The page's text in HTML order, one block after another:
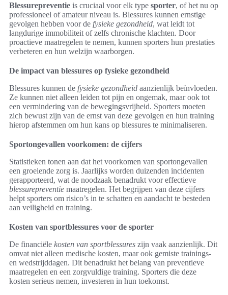
Blessurepreventie is cruciaal voor elk type sporter, of het nu op
professioneel of amateur niveau is. Blessures kunnen ernstige
gevolgen hebben voor de fysieke gezondheid, wat leidt tot
langdurige immobiliteit of zelfs chronische klachten. Door
proactieve maatregelen te nemen, kunnen sporters hun prestaties
verbeteren en hun welzijn waarborgen.
De impact van blessures op fysieke gezondheid
Blessures kunnen de fysieke gezondheid aanzienlijk beïnvloeden.
Ze kunnen niet alleen leiden tot pijn en ongemak, maar ook tot
een vermindering van de bewegingsvrijheid. Sporters moeten
zich bewust zijn van de ernst van deze gevolgen en hun training
hierop afstemmen om hun kans op blessures te minimaliseren.
Sportongevallen voorkomen: de cijfers
Statistieken tonen aan dat het voorkomen van sportongevallen
een groeiende zorg is. Jaarlijks worden duizenden incidenten
gerapporteerd, wat de noodzaak benadrukt voor effectieve
blessurepreventie maatregelen. Het begrijpen van deze cijfers
helpt sporters om risico’s in te schatten en aandacht te besteden
aan veiligheid en training.
Kosten van sportblessures voor de sporter
De financiële kosten van sportblessures zijn vaak aanzienlijk. Dit
omvat niet alleen medische kosten, maar ook gemiste trainings-
en wedstrijddagen. Dit benadrukt het belang van preventieve
maatregelen en een zorgvuldige training. Sporters die deze
kosten serieus nemen, investeren in hun toekomst.